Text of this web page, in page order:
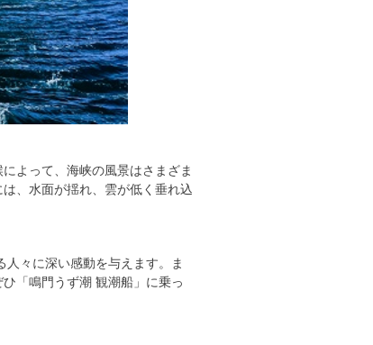
よって、海峡の風景はさまざま
、水面が揺れ、雲が低く垂れ込
々に深い感動を与えます。ま
「鳴門うず潮 観潮船」に乗っ